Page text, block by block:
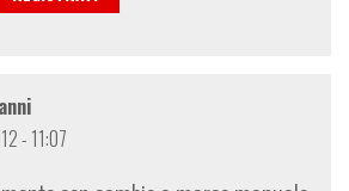
- 11:07